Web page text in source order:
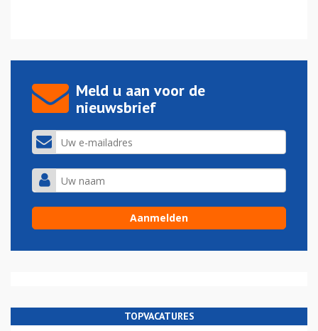
Meld u aan voor de
nieuwsbrief
TOPVACATURES